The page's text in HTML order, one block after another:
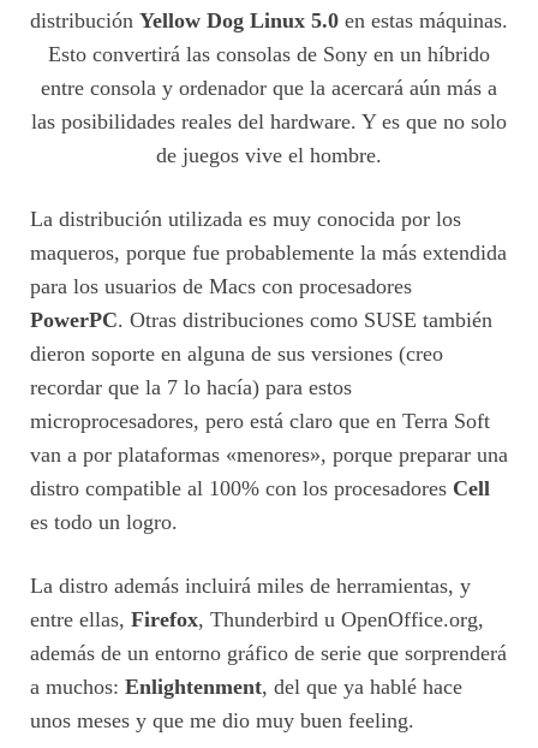
distribución Yellow Dog Linux 5.0 en estas máquinas.
Esto convertirá las consolas de Sony en un híbrido
entre consola y ordenador que la acercará aún más a
las posibilidades reales del hardware. Y es que no solo
de juegos vive el hombre.
La distribución utilizada es muy conocida por los
maqueros, porque fue probablemente la más extendida
para los usuarios de Macs con procesadores
PowerPC. Otras distribuciones como SUSE también
dieron soporte en alguna de sus versiones (creo
recordar que la 7 lo hacía) para estos
microprocesadores, pero está claro que en Terra Soft
van a por plataformas «menores», porque preparar una
distro compatible al 100% con los procesadores Cell
es todo un logro.
La distro además incluirá miles de herramientas, y
entre ellas, Firefox, Thunderbird u OpenOffice.org,
además de un entorno gráfico de serie que sorprenderá
a muchos: Enlightenment, del que ya hablé hace
unos meses y que me dio muy buen feeling.